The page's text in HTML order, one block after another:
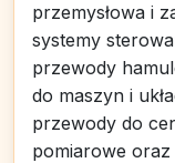
przemysłowa i
systemy
przewody
do maszyn i
przewody do
pomiarowe